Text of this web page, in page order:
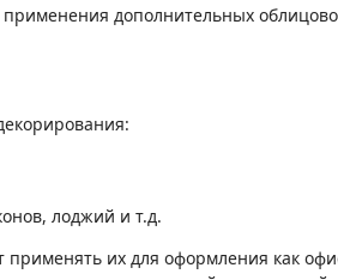
дополнительных
лоджий и т.д.
применять их для оформления как